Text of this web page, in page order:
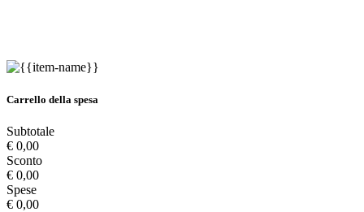
Carrello della spesa
Subtotale
€ 0,00
Sconto
€ 0,00
Spese
€ 0,00